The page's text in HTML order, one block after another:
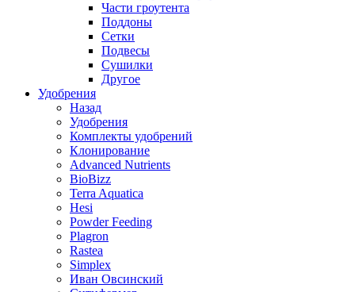
Части гроутента
Поддоны
Сетки
Подвесы
Сушилки
Другое
Удобрения
Назад
Удобрения
Комплекты удобрений
Клонирование
Advanced Nutrients
BioBizz
Terra Aquatica
Hesi
Powder Feeding
Plagron
Rastea
Simplex
Иван Овсинский